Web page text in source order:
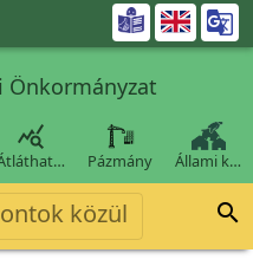

Önkormányzat

Pázmány Állami k…
közül 